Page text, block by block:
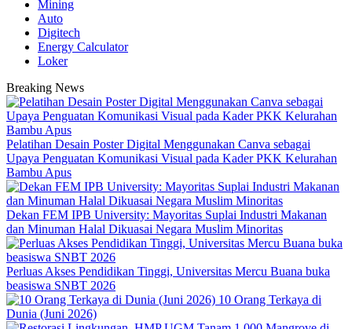
Mining
Auto
Digitech
Energy Calculator
Loker
Breaking News
Pelatihan Desain Poster Digital Menggunakan Canva sebagai
Upaya Penguatan Komunikasi Visual pada Kader PKK Kelurahan
Bambu Apus
Dekan FEM IPB University: Mayoritas Suplai Industri Makanan
dan Minuman Halal Dikuasai Negara Muslim Minoritas
Perluas Akses Pendidikan Tinggi, Universitas Mercu Buana buka
beasiswa SNBT 2026
10 Orang Terkaya di
Dunia (Juni 2026)